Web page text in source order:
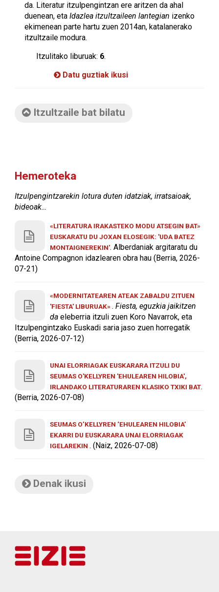
da. Literatur itzulpengintzan ere aritzen da ahal
duenean, eta Idazlea itzultzaileen lantegian izenko
ekimenean parte hartu zuen 2014an, katalanerako
itzultzaile modura.
Itzulitako liburuak: 6.
Datu guztiak ikusi
Itzultzaile bat bilatu
Hemeroteka
Itzulpengintzarekin lotura duten idatziak, irratsaioak,
bideoak…
«LITERATURA IRAKASTEKO MODU ATSEGIN BAT»
EUSKARATU DU JOXAN ELOSEGIK: 'UDA BATEZ
MONTAIGNEREKIN'. Alberdaniak argitaratu du
Antoine Compagnon idazlearen obra hau (Berria, 2026-
07-21)
«MODERNITATEAREN ATEAK ZABALDU ZITUEN
'FIESTA' LIBURUAK». Fiesta, eguzkia jaikitzen
da eleberria itzuli zuen Koro Navarrok, eta
Itzulpengintzako Euskadi saria jaso zuen horregatik
(Berria, 2026-07-12)
UNAI ELORRIAGAK EUSKARARA ITZULI DU
SEUMAS O'KELLYREN 'EHULEAREN HILOBIA',
IRLANDAKO LITERATURAREN KLASIKO TXIKI BAT.
(Berria, 2026-07-08)
SEUMAS O’KELLYREN ‘EHULEAREN HILOBIA’
EKARRI DU EUSKARARA UNAI ELORRIAGAK
IGELAREKIN . (Naiz, 2026-07-08)
Denak ikusi